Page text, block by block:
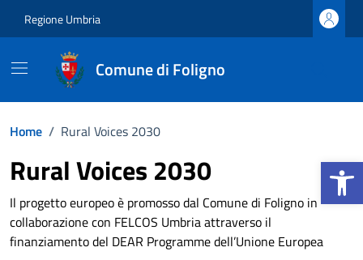
Apri la
Regione Umbria
Comune di Foligno
Home / Rural Voices 2030
Rural Voices 2030
Il progetto europeo è promosso dal Comune di Foligno in
collaborazione con FELCOS Umbria attraverso il
finanziamento del DEAR Programme dell’Unione Europea